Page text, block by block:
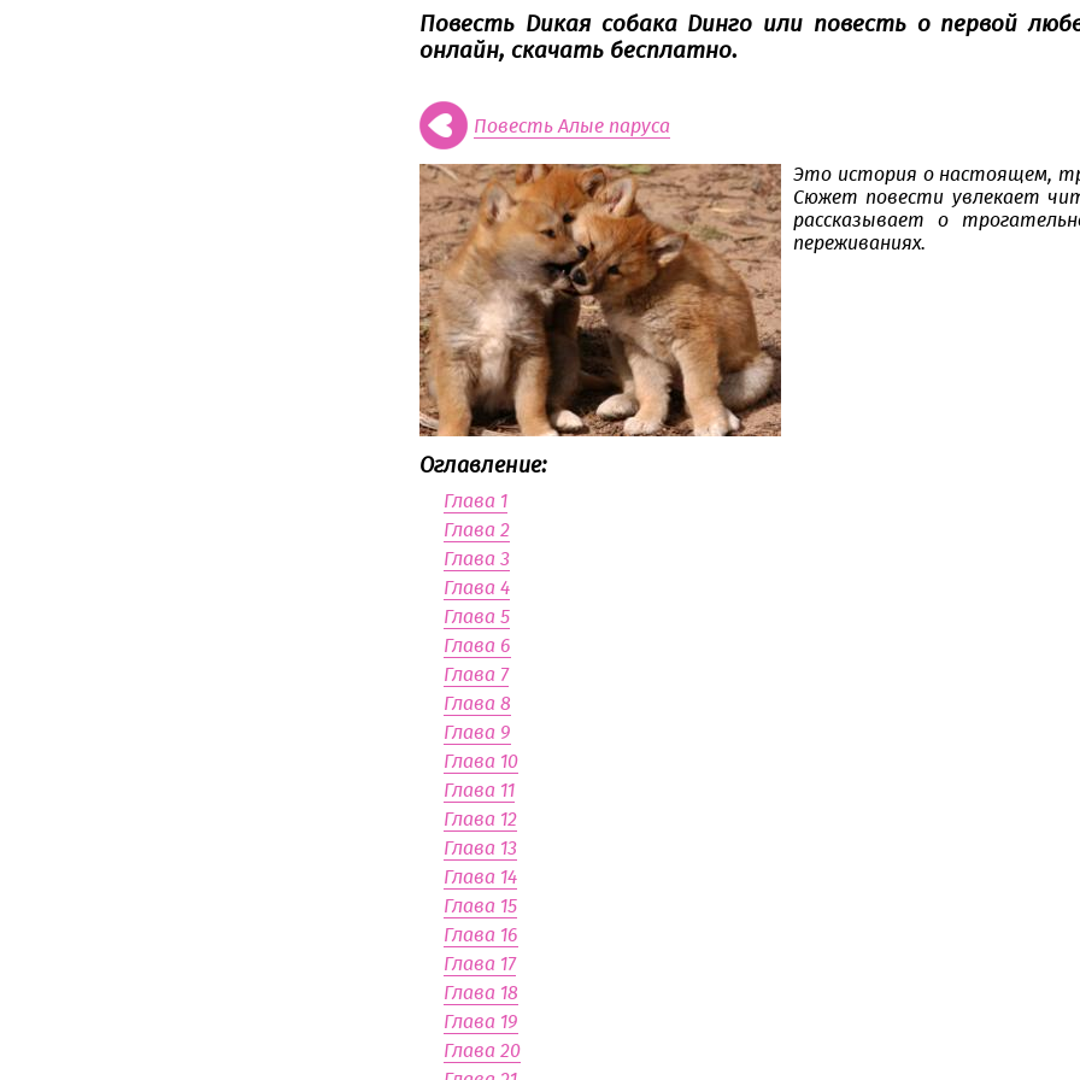
Повесть Дикая собака Динго или повесть о первой
онлайн, скачать бесплатно.
Повесть Алые паруса
Это история о настоящем,
Сюжет повести увлекает
рассказывает о
переживаниях.
Оглавление:
Глава 1
Глава 2
Глава 3
Глава 4
Глава 5
Глава 6
Глава 7
Глава 8
Глава 9
Глава 10
Глава 11
Глава 12
Глава 13
Глава 14
Глава 15
Глава 16
Глава 17
Глава 18
Глава 19
Глава 20